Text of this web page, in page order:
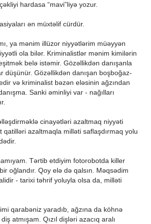
hardasa “mavi”liyə yozur.
ən müxtəlif cürdür.
ya mənim illüzor niyyətlərim müəyyən
ola bilər. Kriminalistlər mənim kimilərin
eşitmək belə istəmir. Gözəllikdən danışanla
düşünür. Gözəllikdən danışan boşboğaz-
və kriminalist bəzən eləsinin ağzından
Sanki əminliyi var - nağılları
cinayətləri azaltmaq niyyəti
qatilləri azaltmaqla milləti saflaşdırmaq yolu
Tərtib etdiyim fotorobotda killer
oğlandır. Qoy elə də qalsın. Məqsədim
- tarixi təhrif yoluyla olsa da, milləti
qarabəniz yaradıb, ağzına da köhnə
atmışam. Qızıl dişləri azacıq aralı